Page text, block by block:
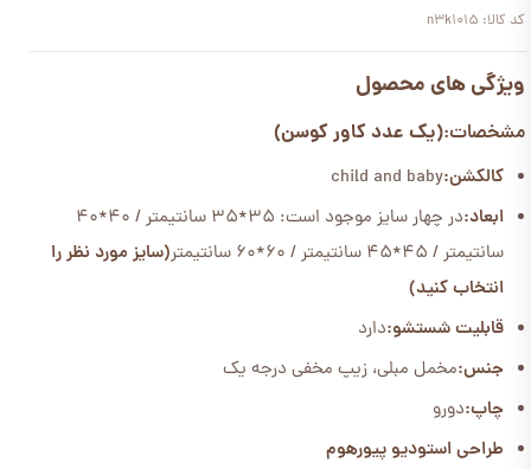
کد کالا: n3k1015
ویژگی های محصول
مشخصات:(یک عدد کاور کوسن)
کالکشن:child and baby
ابعاد:
در چهار سایز موجود است: 35*35 سانتیمتر / 40*40
سانتیمتر / 45*45 سانتیمتر / 60*60 سانتیمتر
(سایز مورد نظر را
انتخاب کنید)
قابلیت شستشو:دارد
جنس:مخمل مبلی، زیپ مخفی درجه یک
چاپ:دورو
طراحی استودیو پیورهوم